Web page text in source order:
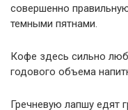
совершенно
темными пятнами.
Кофе здесь сильно
годового объема
Гречневую лапшу едят